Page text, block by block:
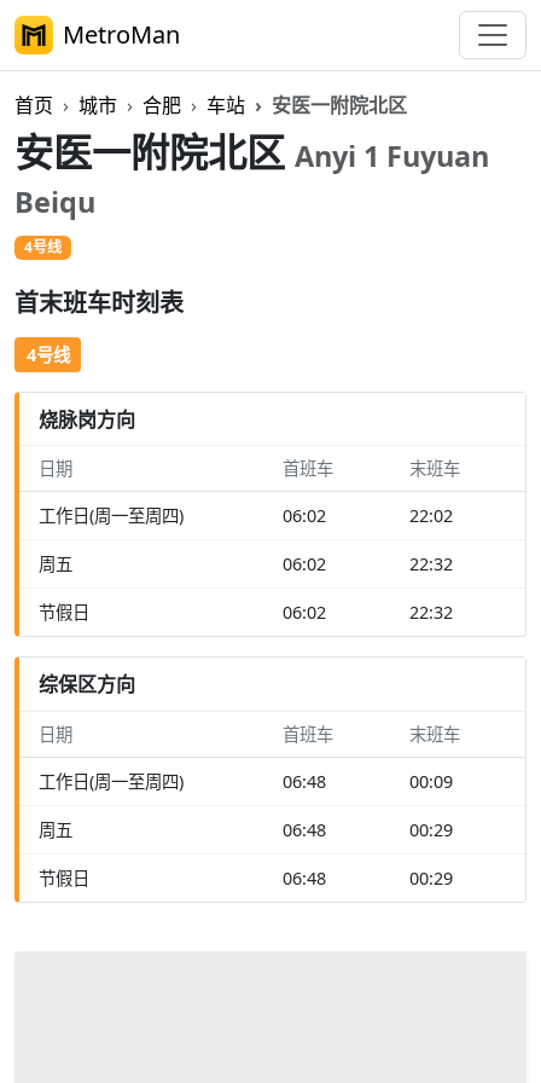
MetroMan
首页 城市 合肥 车站 安医一附院北区
安医一附院北区 Anyi 1 Fuyuan
Beiqu
4号线
首末班车时刻表
4号线
烧脉岗方向
日期 首班车 末班车
工作日(周一至周四) 06:02 22:02
周五 06:02 22:32
节假日 06:02 22:32
综保区方向
日期 首班车 末班车
工作日(周一至周四) 06:48 00:09
周五 06:48 00:29
节假日 06:48 00:29